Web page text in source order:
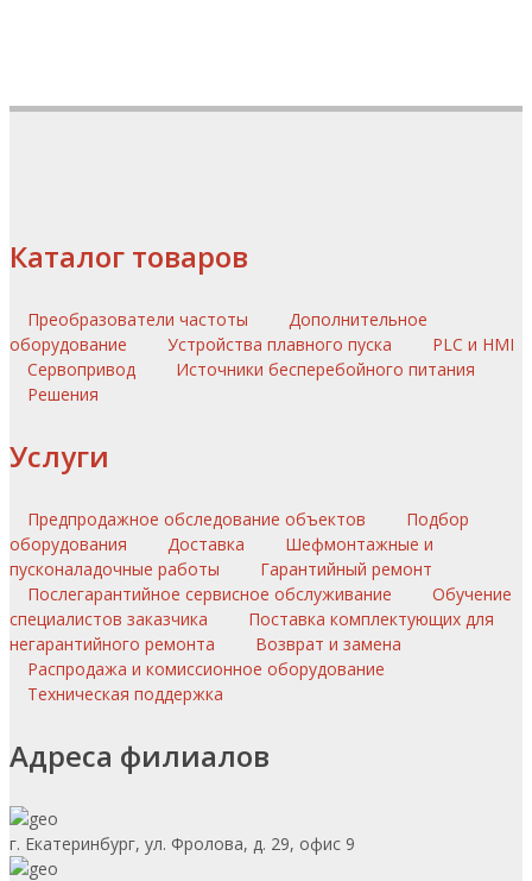
Каталог товаров
Преобразователи частоты
Дополнительное
оборудование
Устройства плавного пуска
PLC и HMI
Сервопривод
Источники бесперебойного питания
Решения
Услуги
Предпродажное обследование объектов
Подбор
оборудования
Доставка
Шефмонтажные и
пусконаладочные работы
Гарантийный ремонт
Послегарантийное сервисное обслуживание
Обучение
специалистов заказчика
Поставка комплектующих для
негарантийного ремонта
Возврат и замена
Распродажа и комиссионное оборудование
Техническая поддержка
Адреса филиалов
г. Екатеринбург, ул. Фролова, д. 29, офис 9